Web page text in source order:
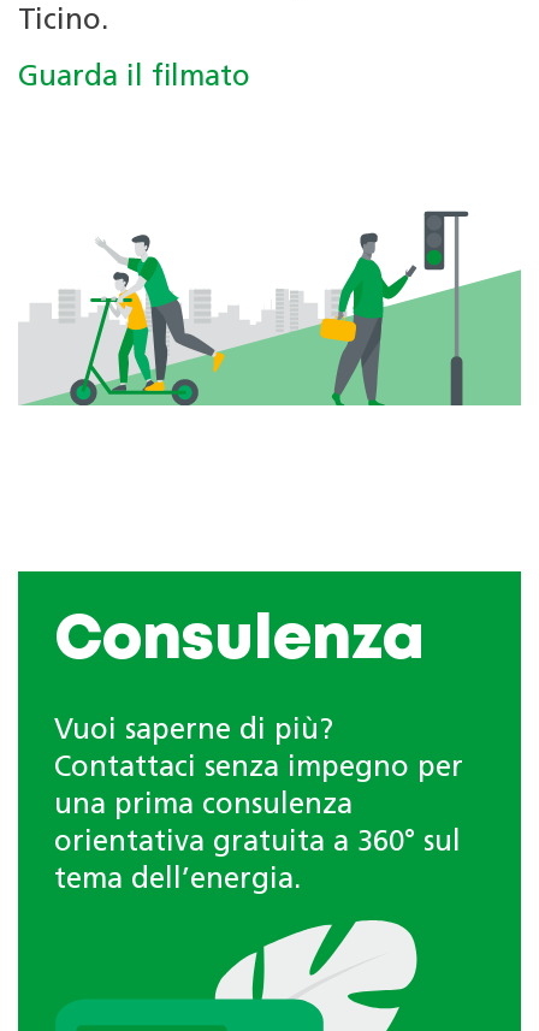
Ticino.
Guarda il filmato
Consulenza
Vuoi saperne di più?
Contattaci senza impegno per
una prima consulenza
orientativa gratuita a 360° sul
tema dell’energia.